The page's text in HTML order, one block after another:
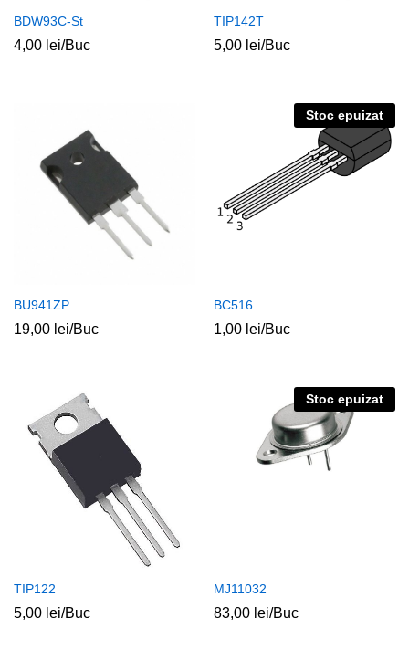
BDW93C-St
4,00 lei/Buc
TIP142T
5,00 lei/Buc
BU941ZP
19,00 lei/Buc
Stoc epuizat
BC516
1,00 lei/Buc
TIP122
5,00 lei/Buc
Stoc epuizat
MJ11032
83,00 lei/Buc